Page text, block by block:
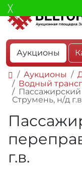
Аукционы
Аукционы
Водный
Струмень, н/д
г.в.